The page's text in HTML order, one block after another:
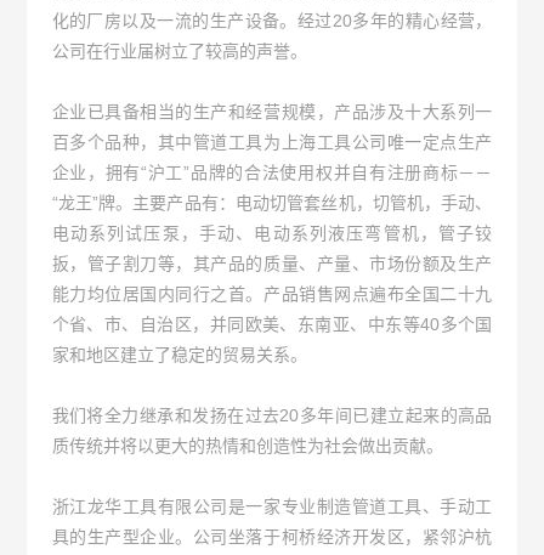
化的厂房以及一流的生产设备。经过20多年的精心经营，
公司在行业届树立了较高的声誉。
企业已具备相当的生产和经营规模，产品涉及十大系列一
百多个品种，其中管道工具为上海工具公司唯一定点生产
企业，拥有“沪工”品牌的合法使用权并自有注册商标－－
“龙王”牌。主要产品有：电动切管套丝机，切管机，手动、
电动系列试压泵，手动、电动系列液压弯管机，管子铰
扳，管子割刀等，其产品的质量、产量、市场份额及生产
能力均位居国内同行之首。产品销售网点遍布全国二十九
个省、市、自治区，并同欧美、东南亚、中东等40多个国
家和地区建立了稳定的贸易关系。
我们将全力继承和发扬在过去20多年间已建立起来的高品
质传统并将以更大的热情和创造性为社会做出贡献。
浙江龙华工具有限公司是一家专业制造管道工具、手动工
具的生产型企业。公司坐落于柯桥经济开发区，紧邻沪杭